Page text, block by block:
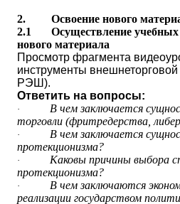
2.
Освоение нового
2.1
Осуществление
нового материала
Просмотр фрагмента
инструменты
РЭШ).
Ответить на вопросы:
·
В чем заключается
торговли (фритредерства,
·
В чем заключается
протекционизма?
·
Каковы причины выбора
протекционизма?
·
В чем заключаются
реализации государством